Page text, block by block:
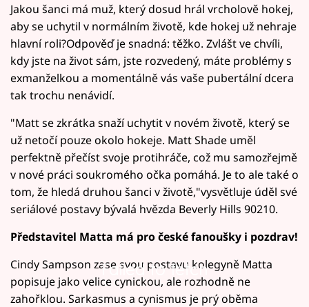
Jakou šanci má muž, který dosud hrál vrcholově hokej,
aby se uchytil v normálním životě, kde hokej už nehraje
hlavní roli?Odpověď je snadná: těžko. Zvlášt ve chvíli,
kdy jste na život sám, jste rozvedený, máte problémy s
exmanželkou a momentálně vás vaše pubertální dcera
tak trochu nenávidí.
"Matt se zkrátka snaží uchytit v novém životě, který se
už netočí pouze okolo hokeje. Matt Shade uměl
perfektně přečíst svoje protihráče, což mu samozřejmě
v nové práci soukromého očka pomáhá. Je to ale také o
tom, že hledá druhou šanci v životě,"vysvětluje úděl své
seriálové postavy bývalá hvězda Beverly Hills 90210.
Představitel Matta má pro české fanoušky i pozdrav!
Failed to fetch
Cindy Sampson zase svou postavu kolegyně Matta
popisuje jako velice cynickou, ale rozhodně ne
zahořklou. Sarkasmus a cynismus je prý oběma